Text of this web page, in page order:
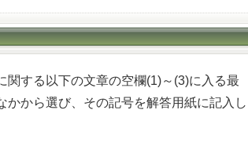
する以下の文章の空欄(1)～(3)に入る最
かから選び、その記号を解答用紙に記入し